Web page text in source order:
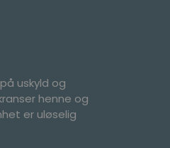
uskyld og
henne og
er uløselig